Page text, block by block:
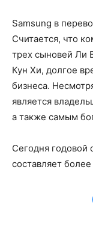
Samsung в
Считается, что
трех сыновей Ли
Кун Хи, долгое
бизнеса.
является
а также самым
Сегодня годовой
составляет